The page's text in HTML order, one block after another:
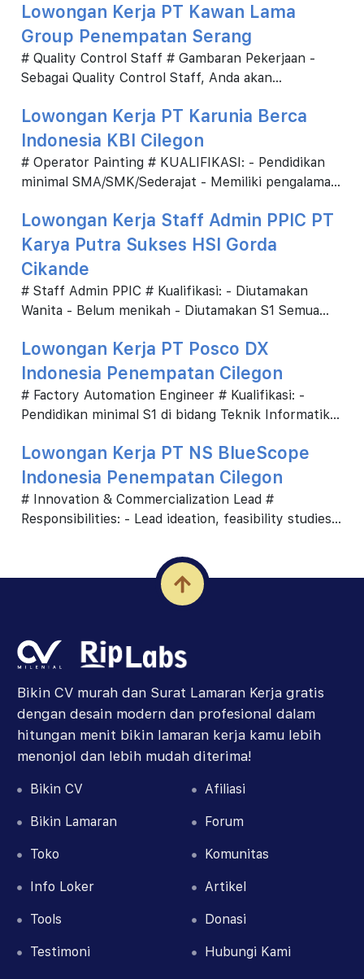
Lowongan Kerja PT Kawan Lama
Group Penempatan Serang
# Quality Control Staff # Gambaran Pekerjaan -
Sebagai Quality Control Staff, Anda akan
produk ya...
Lowongan Kerja PT Karunia Berca
Indonesia KBI Cilegon
# Operator Painting # KUALIFIKASI: - Pendidikan
minimal SMA/SMK/Sederajat - Memiliki pengalaman
Lowongan Kerja Staff Admin PPIC PT
Karya Putra Sukses HSI Gorda
Cikande
# Staff Admin PPIC # Kualifikasi: - Diutamakan
Wanita - Belum menikah - Diutamakan S1 Semua
...
Lowongan Kerja PT Posco DX
Indonesia Penempatan Cilegon
# Factory Automation Engineer # Kualifikasi: -
Pendidikan minimal S1 di bidang Teknik Informatika
Lowongan Kerja PT NS BlueScope
Indonesia Penempatan Cilegon
# Innovation & Commercialization Lead #
Responsibilities: - Lead ideation, feasibility studies,
Bikin CV murah dan Surat Lamaran Kerja gratis
dengan desain modern dan profesional dalam
hitungan menit bikin lamaran kerja kamu lebih
menonjol dan lebih mudah diterima!
Bikin CV
Bikin Lamaran
Toko
Info Loker
Afiliasi
Forum
Komunitas
Artikel
Tools
Testimoni
Donasi
Hubungi Kami